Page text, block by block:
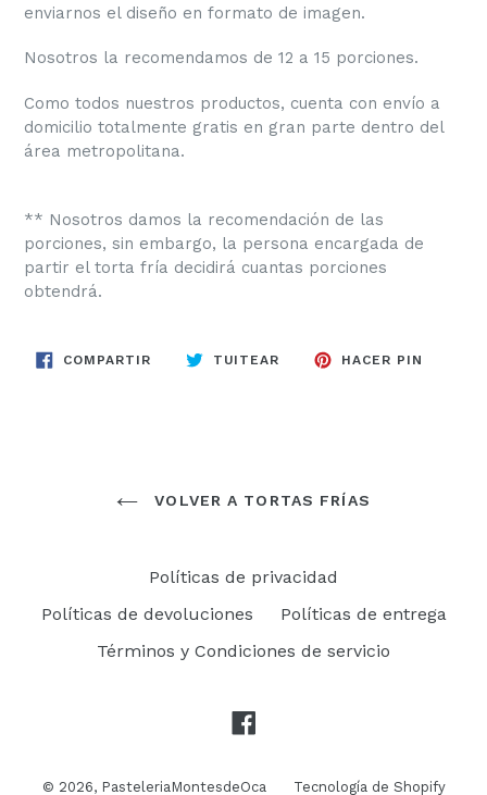
enviarnos el diseño en formato de imagen.
Nosotros la recomendamos de 12 a 15 porciones.
Como todos nuestros productos, cuenta con envío a
domicilio totalmente gratis en gran parte dentro del
área metropolitana.
** Nosotros damos la recomendación de las
porciones, sin embargo, la persona encargada de
partir el torta fría decidirá cuantas porciones
obtendrá.
COMPARTIRCOMPARTIRTUITEAR TUITEARHACER PIN
VOLVER A TORTAS FRÍAS
Políticas de privacidad
Políticas de devoluciones
Políticas de entrega
Términos y Condiciones de servicio
© 2026, PasteleriaMontesdeOca Tecnología de Shopify